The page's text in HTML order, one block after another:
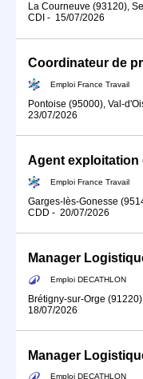
La Courneuve (93120),
CDI - 15/07/2026
Emploi France Travail
Pontoise (95000), Val-
23/07/2026
Emploi France Travail
Garges-lès-Gonesse
CDD - 20/07/2026
Manager
Emploi DECATHLON
Brétigny-sur-Orge
18/07/2026
Manager
Emploi DECATHLON